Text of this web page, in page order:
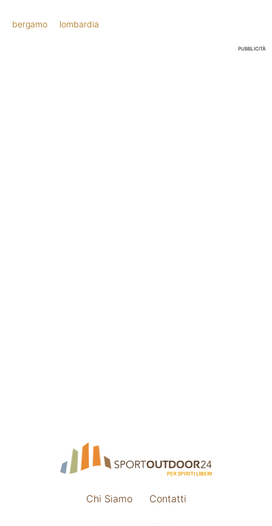
bergamo lombardia
PUBBLICITÀ
Chi Siamo Contatti